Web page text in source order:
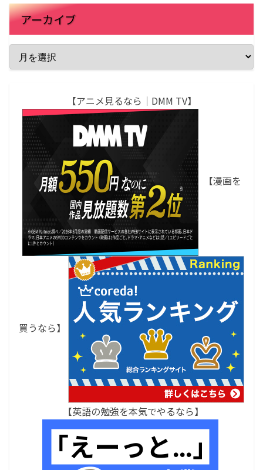
アーカイブ
【アニメ見るなら｜DMM TV】
【漫画を
買うなら】
【英語の勉強を本気でやるなら】